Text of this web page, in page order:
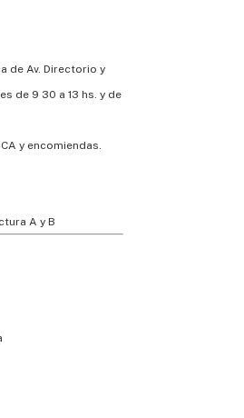
de Av. Directorio y
de 9 30 a 13 hs. y de
y encomiendas.
A y B